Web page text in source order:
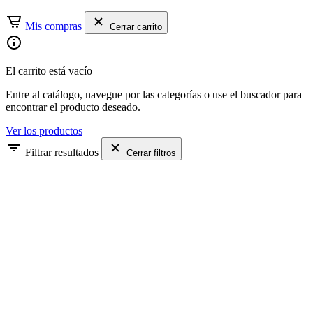
Mis compras Cerrar carrito
El carrito está vacío
Entre al catálogo, navegue por las categorías o use el buscador para
encontrar el producto deseado.
Ver los productos
Filtrar resultados
Cerrar filtros